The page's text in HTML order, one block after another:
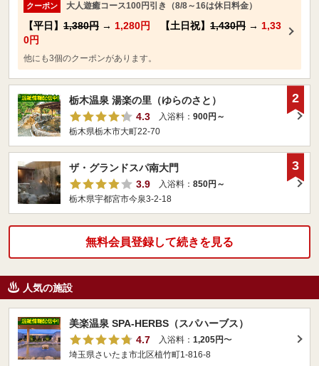
クーポン 大人遊癒コース100円引き（8/8～16は休日料金）
【平日】 1,380円 → 1,280円 【土日祝】 1,430円 → 1,33
0円
他にも3個のクーポンがあります。
栃木温泉 湯楽の里（ゆらのさと）
4.3
入浴料： 900円～
栃木県栃木市大町22-70
2
ザ・グランドスパ南大門
3.9
入浴料： 850円～
栃木県宇都宮市今泉3-2-18
3
無料会員登録して続きを見る
人気の施設
美楽温泉 SPA-HERBS（スパハーブス）
4.7
入浴料： 1,205円〜
埼玉県さいたま市北区植竹町1-816-8